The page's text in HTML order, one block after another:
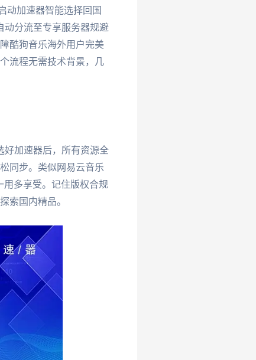
动加速器智能选择回国
动分流至专享服务器规避
酷狗音乐海外用户完美
流程无需技术背景，几
好加速器后，所有资源全
同步。类似网易云音乐
用多享受。记住版权合规
索国内精品。